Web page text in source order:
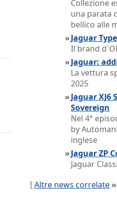
Collezione
una parata
bellico alle
»Jaguar
Il brand
»Jaguar:
La vettura
2025
»Jaguar XJ6
Sovereign
Nel 4°
by
inglese
»Jaguar ZP
Jaguar
[Altre news correlate »